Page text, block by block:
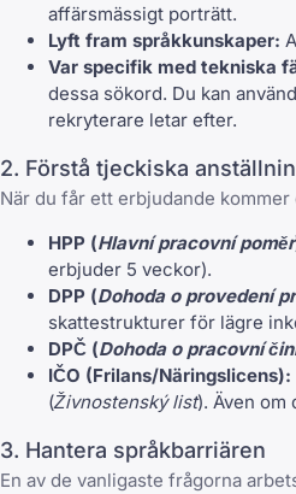
affärsmässigt porträtt.
Lyft fram språkkunskaper:
Var specifik med tekniska
dessa sökord. Du kan
rekryterare letar efter.
2. Förstå tjeckiska
När du får ett erbjudande
HPP (Hlavní pracovní poměr
erbjuder 5 veckor).
DPP (Dohoda o provedení
skattestrukturer för lägre
DPČ (Dohoda o pracovní
IČO (Frilans/Näringslicens):
(Živnostenský list). Även
3. Hantera språkbarriären
En av de vanligaste frågorna